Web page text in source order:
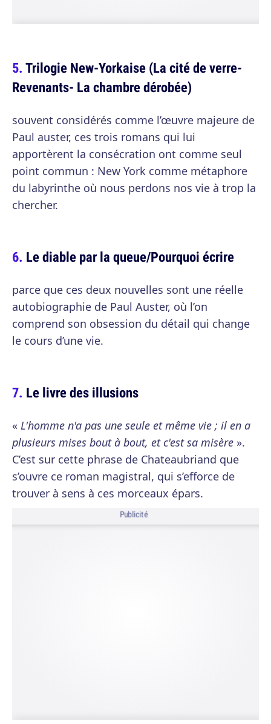
Trilogie New-Yorkaise (La cité de verre-
Revenants- La chambre dérobée)
souvent considérés comme l’œuvre majeure de
Paul auster, ces trois romans qui lui
apportèrent la consécration ont comme seul
point commun : New York comme métaphore
du labyrinthe où nous perdons nos vie à trop la
chercher.
Le diable par la queue/Pourquoi écrire
parce que ces deux nouvelles sont une réelle
autobiographie de Paul Auster, où l’on
comprend son obsession du détail qui change
le cours d’une vie.
Le livre des illusions
« L'homme n'a pas une seule et même vie ; il en a
plusieurs mises bout à bout, et c'est sa misère ».
C’est sur cette phrase de Chateaubriand que
s’ouvre ce roman magistral, qui s’efforce de
trouver à sens à ces morceaux épars.
Publicité